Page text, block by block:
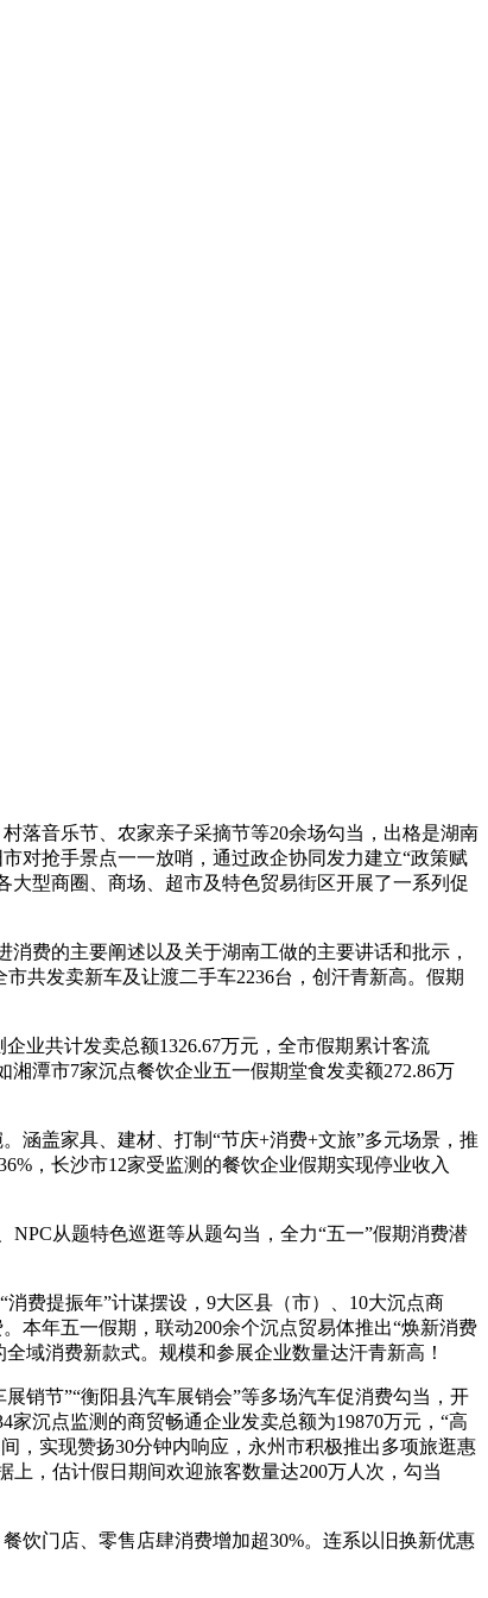
音乐节、农家亲子采摘节等20余场勾当，出格是湖南
对抢手景点一一放哨，通过政企协同发力建立“政策赋
大型商圈、商场、超市及特色贸易街区开展了一系列促
费的主要阐述以及关于湖南工做的主要讲话和批示，
共发卖新车及让渡二手车2236台，创汗青新高。假期
业共计发卖总额1326.67万元，全市假期累计客流
潭市7家沉点餐饮企业五一假期堂食发卖额272.86万
盖家具、建材、打制“节庆+消费+文旅”多元场景，推
，长沙市12家受监测的餐饮企业假期实现停业收入
从题特色巡逛等从题勾当，全力“五一”假期消费潜
费提振年”计谋摆设，9大区县（市）、10大沉点商
本年五一假期，联动200余个沉点贸易体推出“焕新消费
域消费新款式。规模和参展企业数量达汗青新高！
销节”“衡阳县汽车展销会”等多场汽车促消费勾当，开
家沉点监测的商贸畅通企业发卖总额为19870万元，“高
，实现赞扬30分钟内响应，永州市积极推出多项旅逛惠
上，估计假日期间欢迎旅客数量达200万人次，勾当
门店、零售店肆消费增加超30%。连系以旧换新优惠